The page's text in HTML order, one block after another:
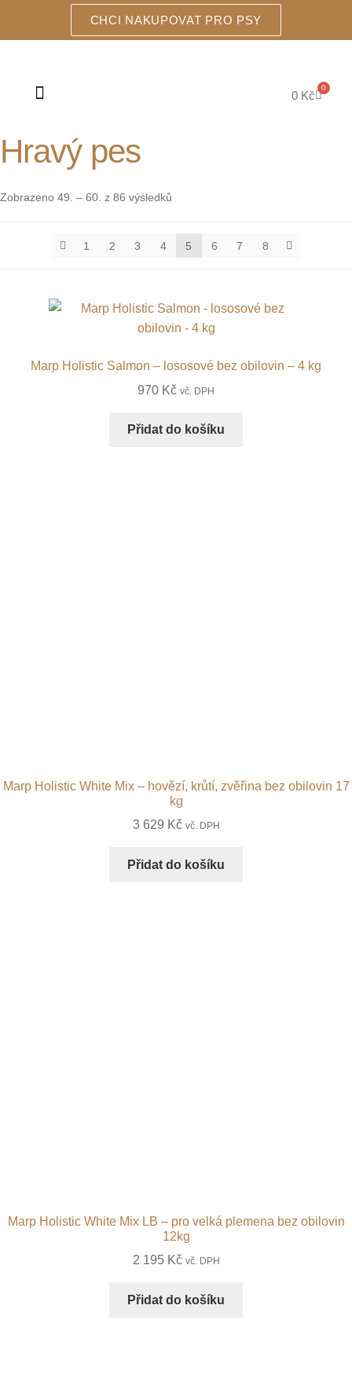
CHCI NAKUPOVAT PRO PSY
0 Kč
0
Hravý pes
Zobrazeno 49. – 60. z 86 výsledků
1 2 3 4 5 6 7 8
Marp Holistic Salmon – lososové bez obilovin – 4 kg
970 Kč vč. DPH
Přidat do košíku
Marp Holistic White Mix – hovězí, krůtí, zvěřina bez obilovin 17
kg
3 629 Kč vč. DPH
Přidat do košíku
Marp Holistic White Mix LB – pro velká plemena bez obilovin
12kg
2 195 Kč vč. DPH
Přidat do košíku